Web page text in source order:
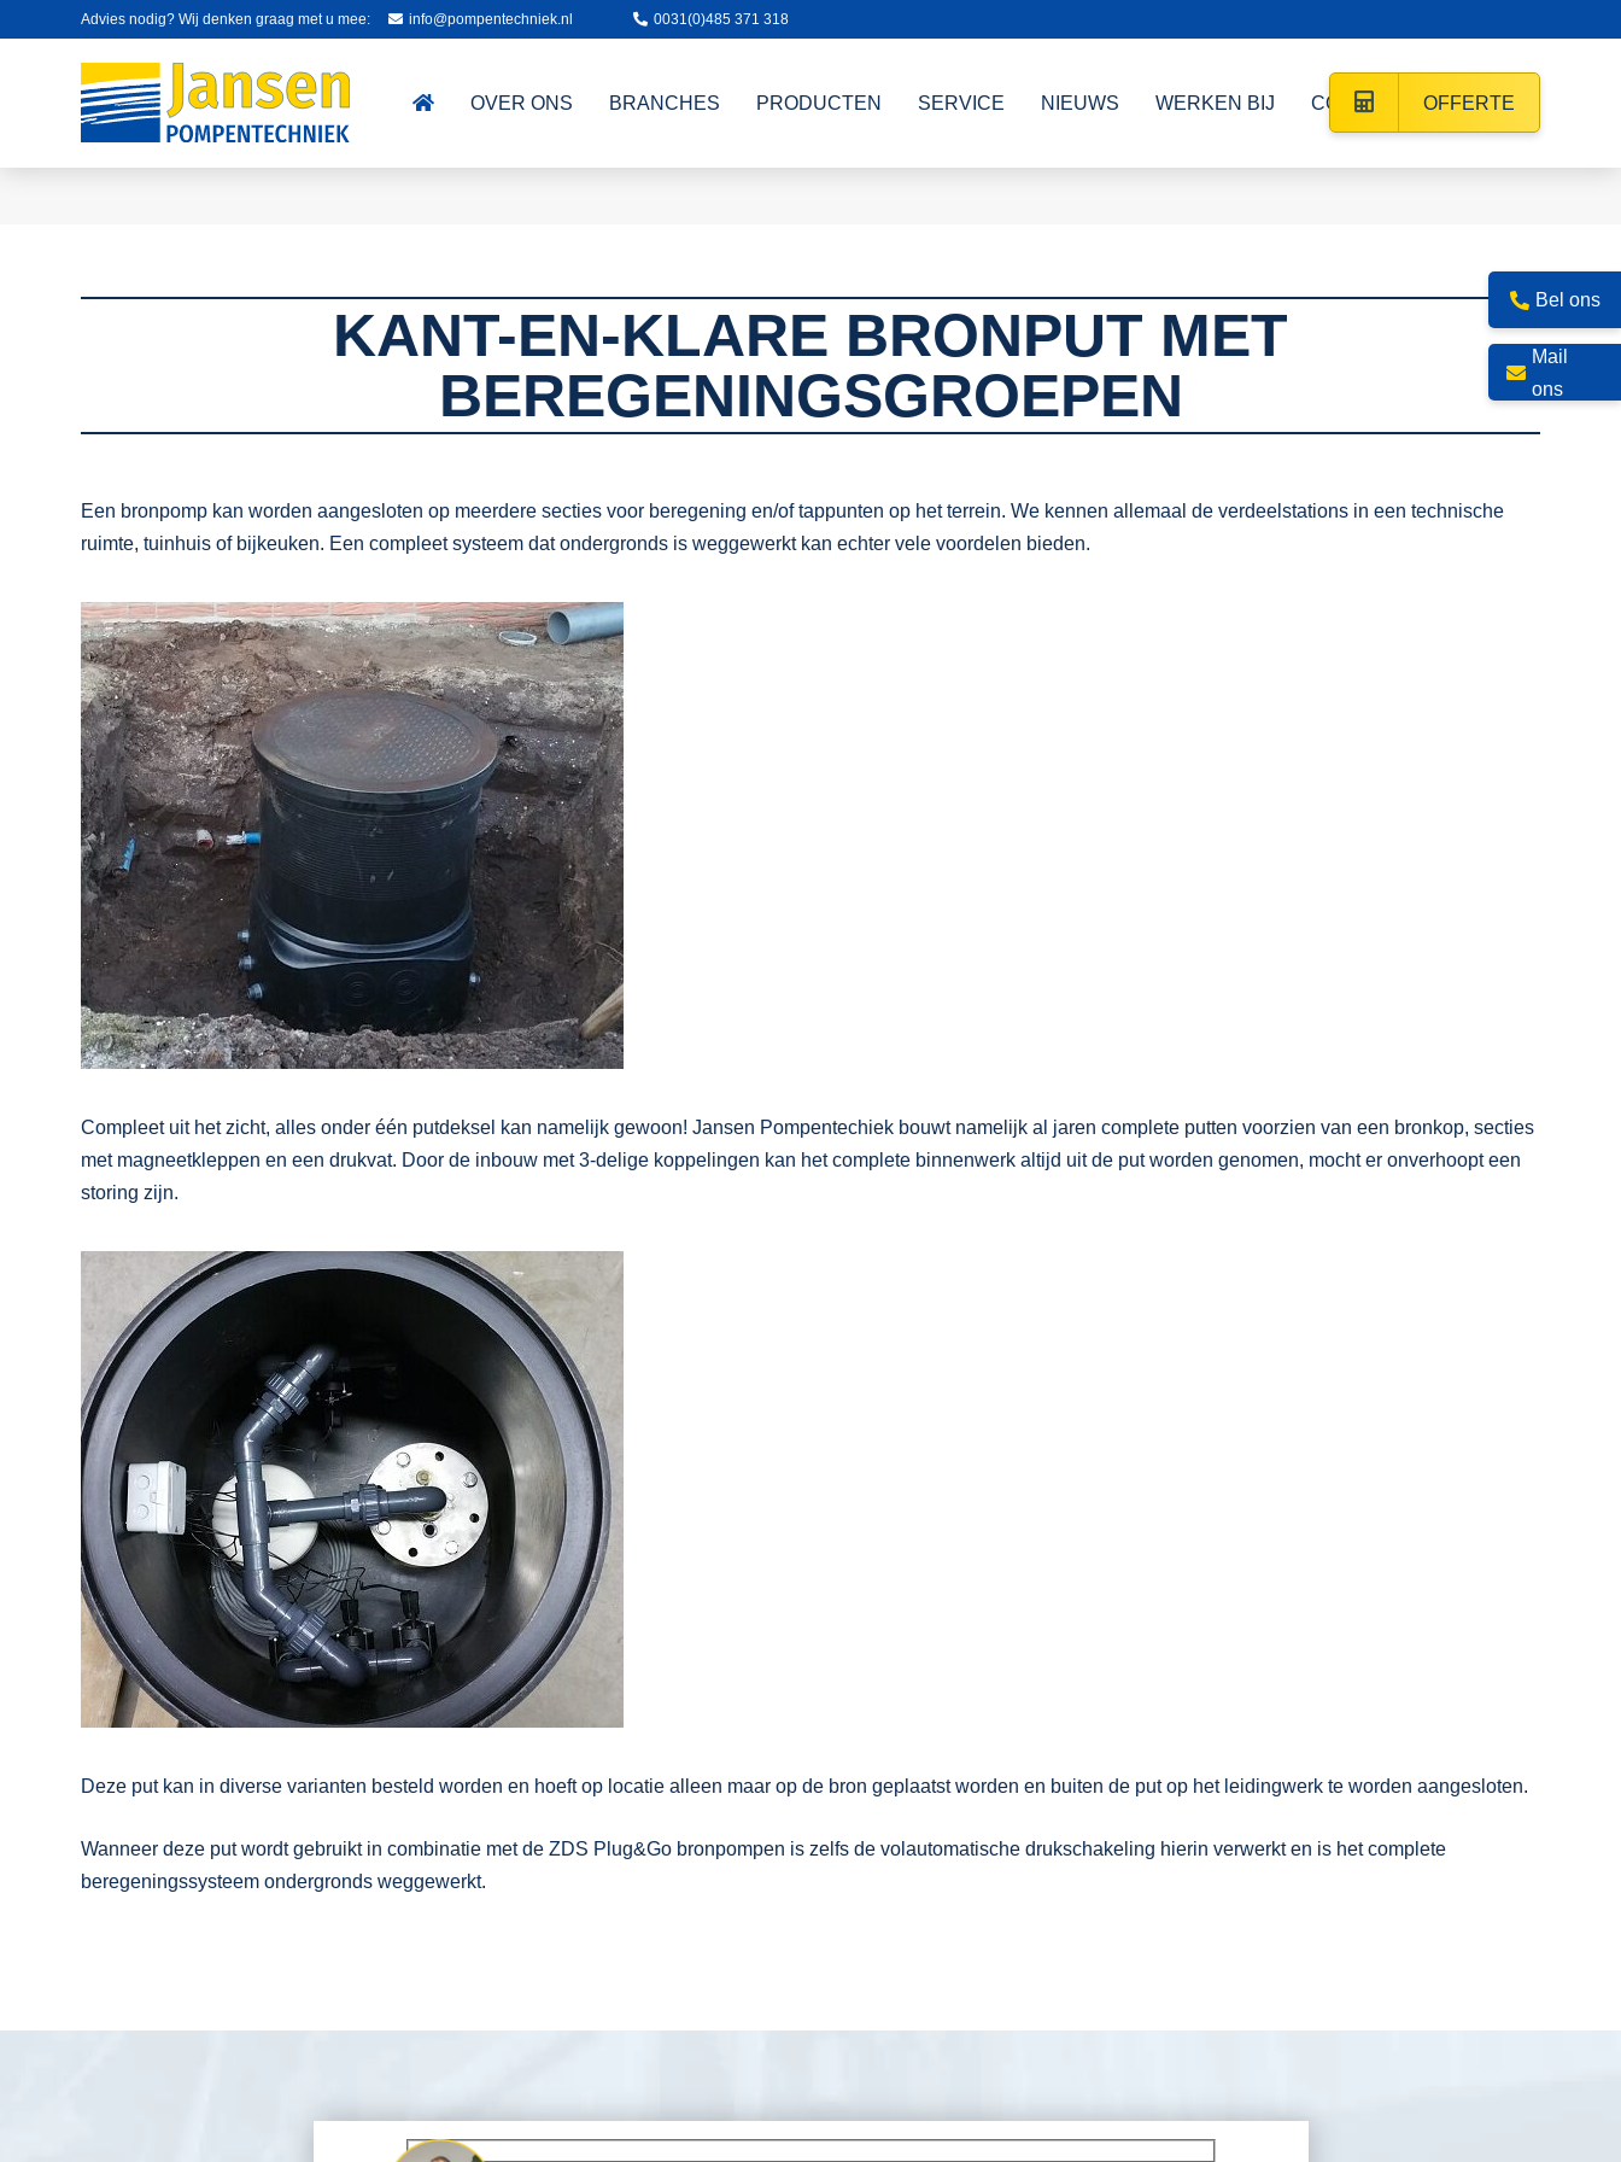
Advies nodig? Wij denken graag met u mee: info@pompentechniek.nl 0031(0)485 371 318
OVER ONS BRANCHES PRODUCTEN SERVICE NIEUWS WERKEN BIJ CONTACT OFFERTE
KANT-EN-KLARE BRONPUT MET
BEREGENINGSGROEPEN
Een bronpomp kan worden aangesloten op meerdere secties voor beregening en/of tappunten op het terrein. We kennen allemaal de verdeelstations in een technische
ruimte, tuinhuis of bijkeuken. Een compleet systeem dat ondergronds is weggewerkt kan echter vele voordelen bieden.
Compleet uit het zicht, alles onder één putdeksel kan namelijk gewoon! Jansen Pompentechiek bouwt namelijk al jaren complete putten voorzien van een bronkop, secties
met magneetkleppen en een drukvat. Door de inbouw met 3-delige koppelingen kan het complete binnenwerk altijd uit de put worden genomen, mocht er onverhoopt een
storing zijn.
Deze put kan in diverse varianten besteld worden en hoeft op locatie alleen maar op de bron geplaatst worden en buiten de put op het leidingwerk te worden aangesloten.
Wanneer deze put wordt gebruikt in combinatie met de ZDS Plug&Go bronpompen is zelfs de volautomatische drukschakeling hierin verwerkt en is het complete
beregeningssysteem ondergronds weggewerkt.
Bel ons
Mail
ons